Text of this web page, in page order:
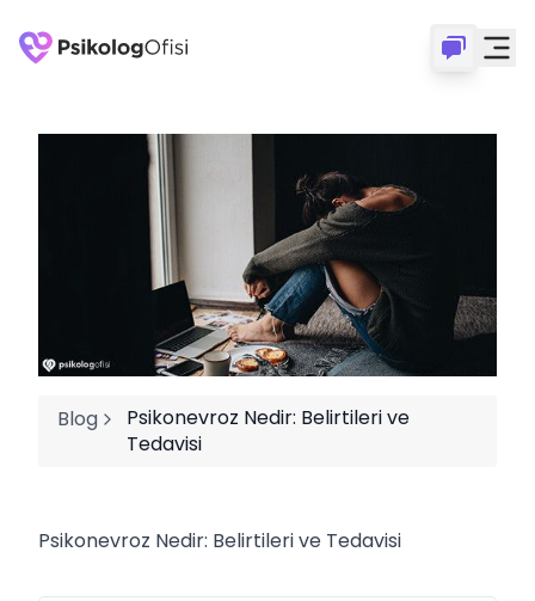
Blog
Psikonevroz Nedir: Belirtileri ve
Tedavisi
Psikonevroz Nedir: Belirtileri ve Tedavisi